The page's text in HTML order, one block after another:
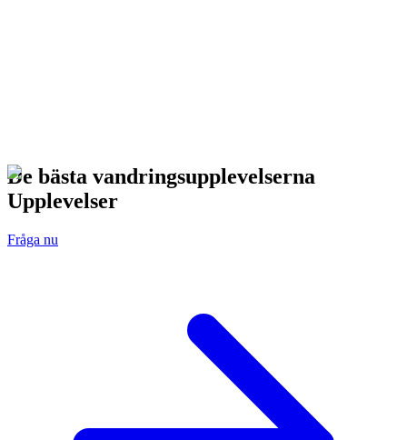
De bästa vandringsupplevelserna
Upplevelser
Fråga nu